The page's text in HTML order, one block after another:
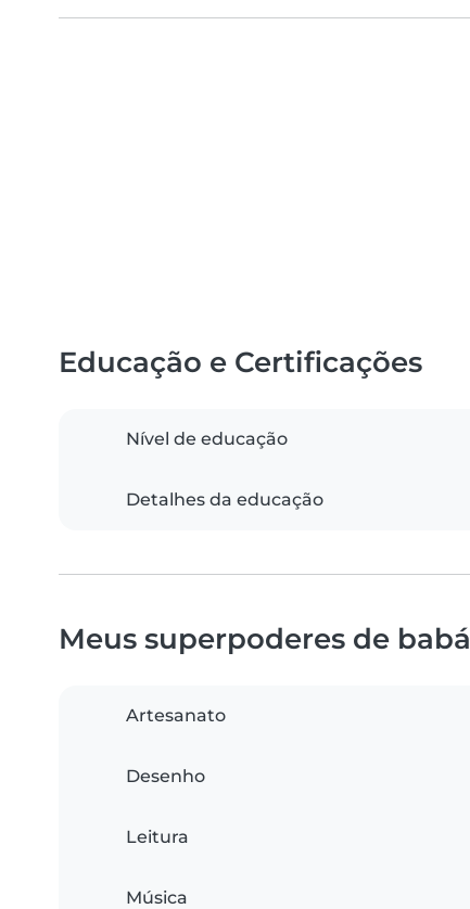
Educação e Certificações
Nível de educação
Detalhes da educação
Meus superpoderes de babá
Artesanato
Desenho
Leitura
Música